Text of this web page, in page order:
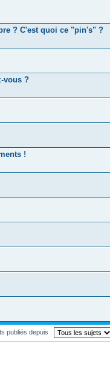
? C'est quoi ce "pin's" ?
vous ?
!
publiés depuis :